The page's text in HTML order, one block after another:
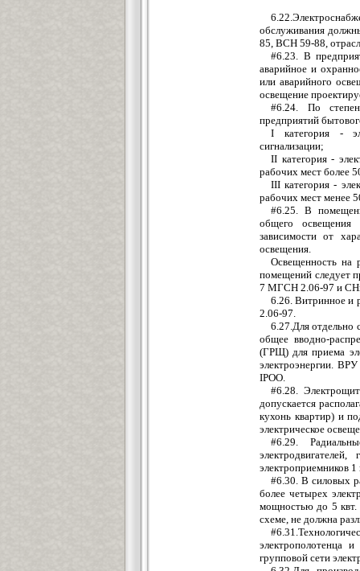
обслуживания
85, ВСН 59-88,
#6.23. В
аварийное и
или аварийного
освещение
#6.24. По
предприятий
I категория -
сигнализации;
II категория -
рабочих мест более
III категория -
рабочих мест менее
#6.25. В
общего освещения
зависимости от
освещения.
Освещенность на
помещений следует
7 МГСН 2.06-97 и
6.26. Витринное и
2.06-97.
6.27.Для отдельно
общее вводно-
(ГРЩ) для приема
электроэнергии.
IРОО.
#6.28.
допускается
кухонь квартир) и
электрическое
#6.29.
электроприемников
#6.30. В силовых
более четырех
мощностью до 5 квт.
схеме, не должна
электрополотенца
групповой сети